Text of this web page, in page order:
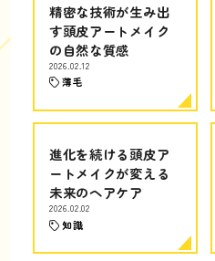
精密な技術が生み出
す頭皮アートメイク
の自然な質感
2026.02.12
薄毛
進化を続ける頭皮ア
ートメイクが変える
未来のヘアケア
2026.02.02
知識